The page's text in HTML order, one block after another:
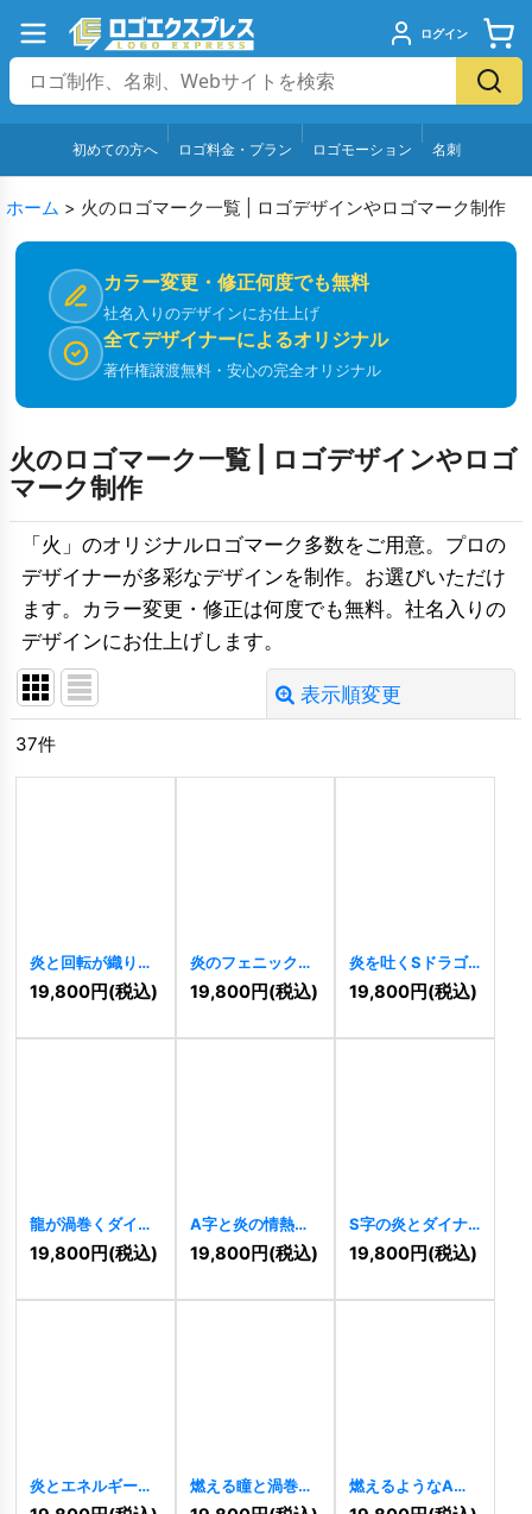
ログイン
初めての方へ ロゴ料金・プラン ロゴモーション 名刺
ホーム > 火のロゴマーク一覧 | ロゴデザインやロゴマーク制作
カラー変更・修正何度でも無料
社名入りのデザインにお仕上げ
全てデザイナーによるオリジナル
著作権譲渡無料・安心の完全オリジナル
火のロゴマーク一覧 | ロゴデザインやロゴ
マーク制作
「火」のオリジナルロゴマーク多数をご用意。プロの
デザイナーが多彩なデザインを制作。お選びいただけ
ます。カラー変更・修正は何度でも無料。社名入りの
デザインにお仕上げします。
表示順変更
37件
炎と回転が織りな
す躍動のエネルギ
ーロゴ [ 11284]
19,800円(税込)
炎のフェニックス
の円形ロゴ
10318 ]
19,800円(税込)
炎を吐くSドラゴ
ンロゴ[10021]
19,800円(税込)
龍が渦巻くダイナ
ミックな連携ロゴ
10846
19,800円(税込)
A字と炎の情熱的
ロゴ[10787]
19,800円(税込)
S字の炎とダイナ
ミズムを表すロゴ
9873 ]
19,800円(税込)
炎とエネルギーの
ダイナミックロゴ
燃える瞳と渦巻く
炎のロゴ [9631]
燃えるようなAの
ロゴ[9553]